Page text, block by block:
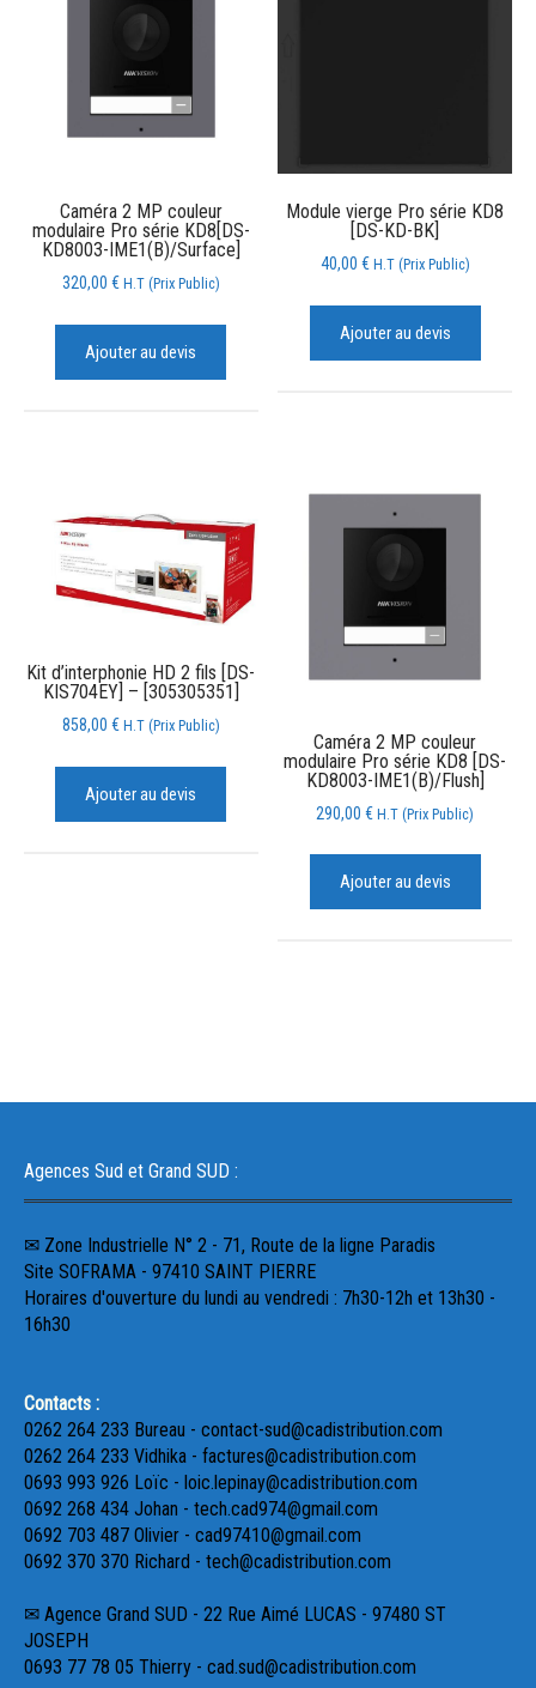
Caméra 2 MP couleur
modulaire Pro série KD8[DS-
KD8003-IME1(B)/Surface]
320,00 € H.T (Prix Public)
Ajouter au devis
Module vierge Pro série KD8
[DS-KD-BK]
40,00 € H.T (Prix Public)
Ajouter au devis
Kit d’interphonie HD 2 fils [DS-
KIS704EY] – [305305351]
858,00 € H.T (Prix Public)
Ajouter au devis
Caméra 2 MP couleur
modulaire Pro série KD8 [DS-
KD8003-IME1(B)/Flush]
290,00€ H.T (Prix Public)
Ajouter au devis
Agences Sud et Grand SUD :
✉ Zone Industrielle N° 2 - 71, Route de la ligne Paradis
Site SOFRAMA - 97410 SAINT PIERRE
Horaires d'ouverture du lundi au vendredi : 7h30-12h et 13h30 -
16h30
Contacts :
0262 264 233 Bureau - contact-sud@cadistribution.com
0262 264 233 Vidhika - factures@cadistribution.com
0693 993 926 Loïc - loic.lepinay@cadistribution.com
0692 268 434 Johan - tech.cad974@gmail.com
0692 703 487 Olivier - cad97410@gmail.com
0692 370 370 Richard - tech@cadistribution.com
✉ Agence Grand SUD - 22 Rue Aimé LUCAS - 97480 ST
JOSEPH
0693 77 78 05 Thierry - cad.sud@cadistribution.com